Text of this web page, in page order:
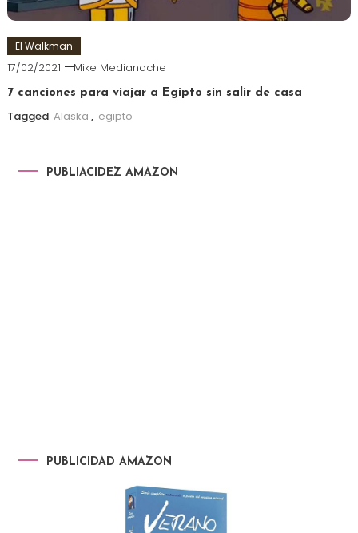
El Walkman
17/02/2021 Mike Medianoche
7 canciones para viajar a Egipto sin salir de casa
Tagged Alaska , egipto
PUBLIACIDEZ AMAZON
PUBLICIDAD AMAZON